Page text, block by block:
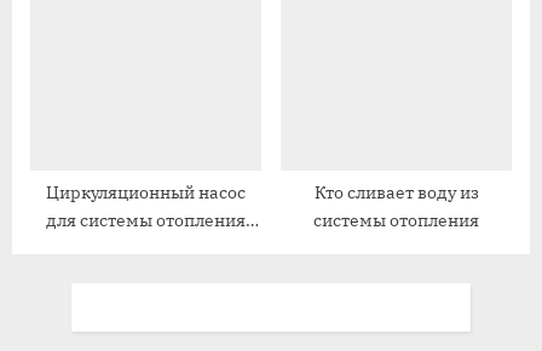
Циркуляционный насос
для системы отопления
Кто сливает воду из
системы отопления